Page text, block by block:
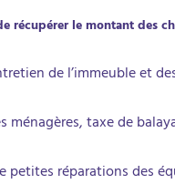
récupérer le montant des
de l’immeuble et
ménagères, taxe de
petites réparations des